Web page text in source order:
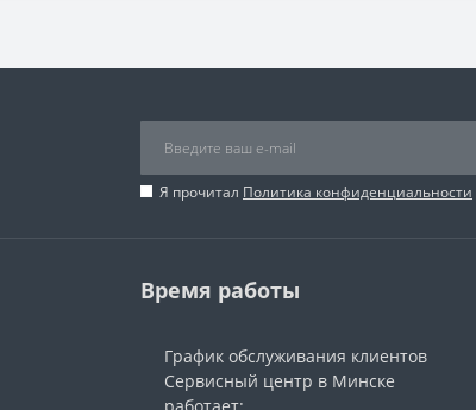
Я прочитал Политика конфиденциальности
Время работы
График обслуживания клиентов
Сервисный центр в Минске